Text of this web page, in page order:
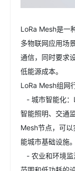
LoRa Mesh是一
多物联网应用场
通信，同时要求
低能源成本。
LoRa Mesh组网
- 城市智能化：
智能照明、交通
Mesh节点，可
能城市基础设施。
- 农业和环境监